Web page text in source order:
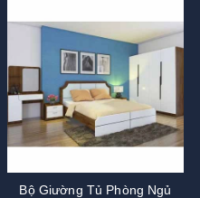
Bộ Giường Tủ Phòng Ngủ